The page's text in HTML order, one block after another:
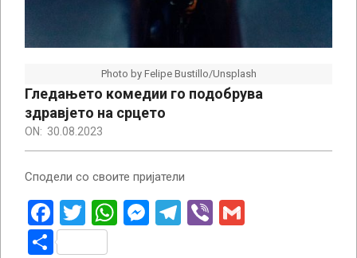
Photo by Felipe Bustillo/Unsplash
Гледањето комедии го подобрува
здравјето на срцето
ON: 30.08.2023
Сподели со своите пријатели
Facebook
Twitter
WhatsApp
Messenger
Telegram
Viber
Share